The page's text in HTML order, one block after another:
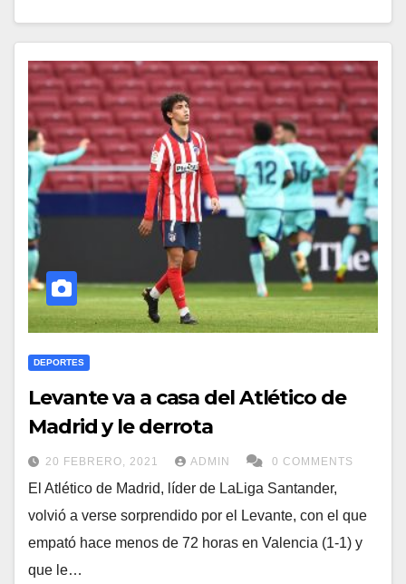
DEPORTES
Levante va a casa del Atlético de
Madrid y le derrota
20 FEBRERO, 2021 ADMIN 0 COMMENTS
El Atlético de Madrid, líder de LaLiga Santander,
volvió a verse sorprendido por el Levante, con el que
empató hace menos de 72 horas en Valencia (1-1) y
que le…